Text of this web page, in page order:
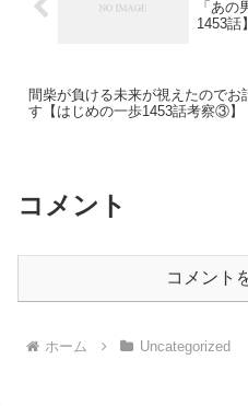
「あ
1453話】
間柴が負ける未来が視えたのでお
す【はじめの一歩1453話考察③】
コメント
コメント
ホーム Uncategorized